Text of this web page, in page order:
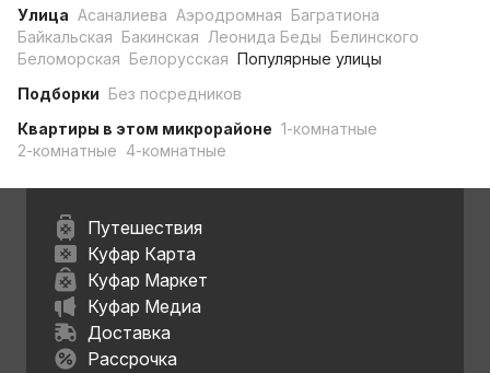
Улица Асаналиева Аэродромная Багратиона
Байкальская Бакинская Леонида Беды Белинского
Беломорская Белорусская Популярные улицы
Подборки Без посредников
Квартиры в этом микрорайоне 1-комнатные
2-комнатные 4-комнатные
Путешествия
Куфар Карта
Куфар Маркет
Куфар Медиа
Доставка
Рассрочка